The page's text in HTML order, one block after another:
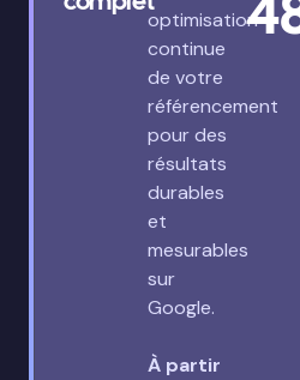
optimisation
continue
de votre
référencement
pour des
résultats
durables
et
mesurables
sur
Google.
À partir